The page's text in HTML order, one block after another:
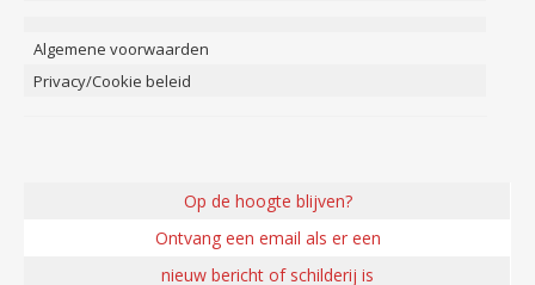
Algemene voorwaarden
Privacy/Cookie beleid
Op de hoogte blijven?
Ontvang een email als er een
nieuw bericht of schilderij is